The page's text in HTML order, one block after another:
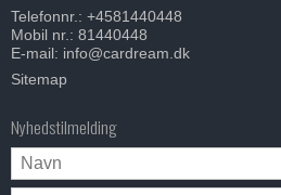
Telefonnr.: +4581440448
Mobil nr.: 81440448
E-mail: info@cardream.dk
Sitemap
Nyhedstilmelding